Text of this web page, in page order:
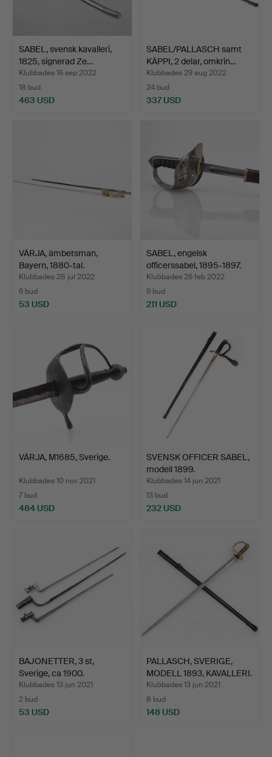
SABEL, svensk kavalleri,
1825, signerad Ze…
Klubbades 16 sep 2022
18 bud
463 USD
SABEL/PALLASCH samt
KÄPPI, 2 delar, omkrin…
Klubbades 29 aug 2022
24 bud
337 USD
VÄRJA, ämbetsman,
Bayern, 1880-tal.
Klubbades 28 jul 2022
6 bud
53 USD
SABEL, engelsk
officerssabel, 1895-1897.
Klubbades 26 feb 2022
9 bud
211 USD
VÄRJA, M1685, Sverige.
Klubbades 10 nov 2021
7 bud
484 USD
SVENSK OFFICER SABEL,
modell 1899.
Klubbades 14 jun 2021
13 bud
232 USD
BAJONETTER, 3 st,
Sverige, ca 1900.
Klubbades 13 jun 2021
2 bud
53 USD
PALLASCH, SVERIGE,
MODELL 1893, KAVALLERI.
Klubbades 13 jun 2021
8 bud
148 USD